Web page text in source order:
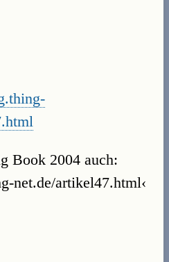
Book 2004 auch:
net.de/artikel47.html‹